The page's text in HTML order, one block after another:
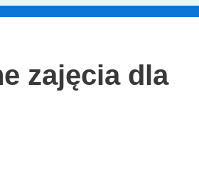
zajęcia dla